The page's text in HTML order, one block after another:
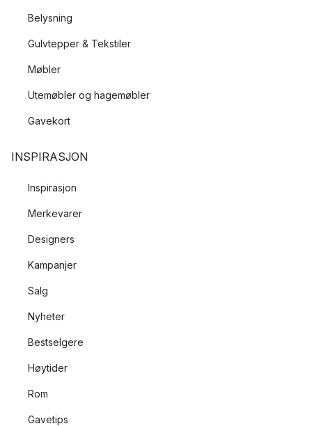
Belysning
Gulvtepper & Tekstiler
Møbler
Utemøbler og hagemøbler
Gavekort
INSPIRASJON
Inspirasjon
Merkevarer
Designers
Kampanjer
Salg
Nyheter
Bestselgere
Høytider
Rom
Gavetips